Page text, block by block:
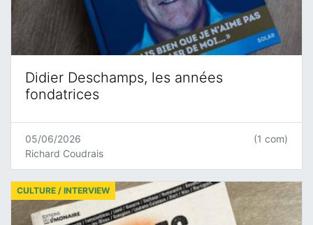
Didier Deschamps, les années
fondatrices
05/06/2026
Richard Coudrais
(1 com)
CULTURE / INTERVIEW